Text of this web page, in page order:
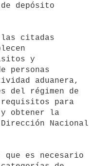
depósito
y
personas
aduanera,
del régimen de
requisitos para
y obtener la
Nacional